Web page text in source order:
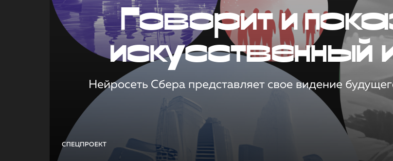
СПЕЦПРОЕКТ
Говорит и
искусственный
Нейросеть Сбера представляет свое видение